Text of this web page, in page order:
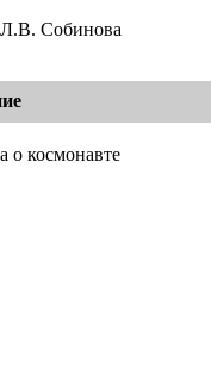
Собинова
о космонавте